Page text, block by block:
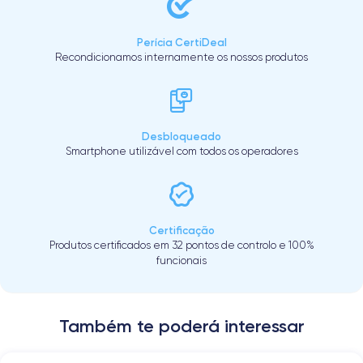
Perícia CertiDeal
Recondicionamos internamente os nossos produtos
Desbloqueado
Smartphone utilizável com todos os operadores
Certificação
Produtos certificados em 32 pontos de controlo e 100%
funcionais
Também te poderá interessar